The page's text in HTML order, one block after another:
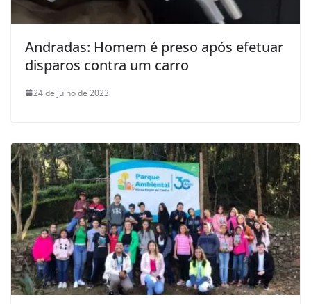
Andradas: Homem é preso após efetuar
disparos contra um carro
24 de julho de 2023